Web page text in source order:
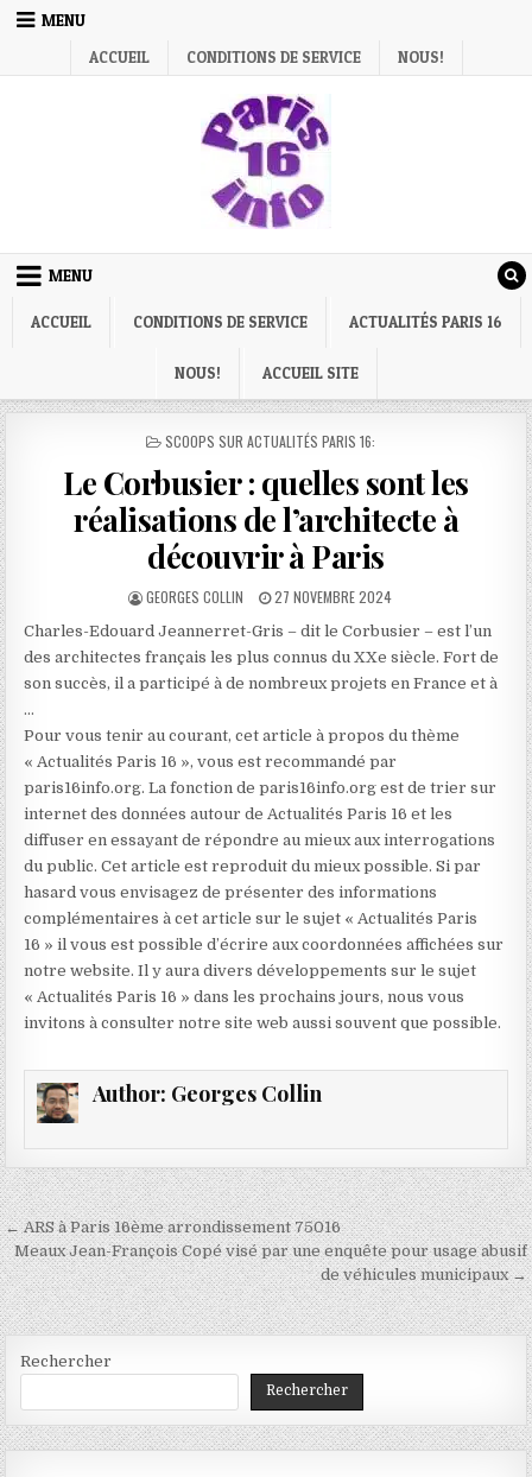
Skip
MENU
ACCUEIL
CONDITIONS DE SERVICE NOUS!
MENU
ACCUEIL CONDITIONS DE SERVICE ACTUALITÉS PARIS 16
NOUS! ACCUEIL SITE
POSTED
SCOOPS SUR ACTUALITÉS PARIS 16:
Le Corbusier : quelles sont les
réalisations de l’architecte à
découvrir à Paris
AUTHOR:
GEORGES COLLIN
PUBLISHED
27 NOVEMBRE 2024
Charles-Edouard Jeannerret-Gris – dit le Corbusier – est l’un
des architectes français les plus connus du XXe siècle. Fort de
son succès, il a participé à de nombreux projets en France et à
…
Pour vous tenir au courant, cet article à propos du thème
« Actualités Paris 16 », vous est recommandé par
paris16info.org. La fonction de paris16info.org est de trier sur
internet des données autour de Actualités Paris 16 et les
diffuser en essayant de répondre au mieux aux interrogations
du public. Cet article est reproduit du mieux possible. Si par
hasard vous envisagez de présenter des informations
complémentaires à cet article sur le sujet « Actualités Paris
16 » il vous est possible d’écrire aux coordonnées affichées sur
notre website. Il y aura divers développements sur le sujet
« Actualités Paris 16 » dans les prochains jours, nous vous
invitons à consulter notre site web aussi souvent que possible.
Author: Georges Collin
Navigation
de
l’article
← ARS à Paris 16ème arrondissement 75016
Meaux Jean-François Copé visé par une enquête pour usage abusif
de véhicules municipaux →
Rechercher
Rechercher